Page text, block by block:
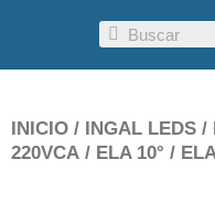
Search
INICIO / INGAL LEDS /
220VCA / ELA 10° /